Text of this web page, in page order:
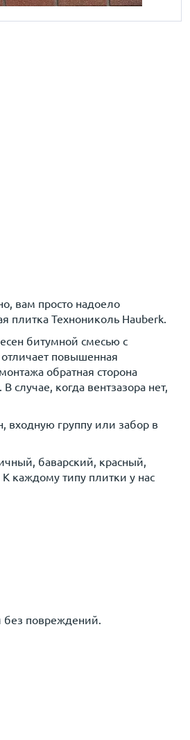
вам просто надоело
плитка Технониколь Hauberk.
битумной смесью с
повышенная
обратная сторона
когда вентзазора нет,
входную группу или забор в
баварский, красный,
каждому типу плитки у нас
без повреждений.